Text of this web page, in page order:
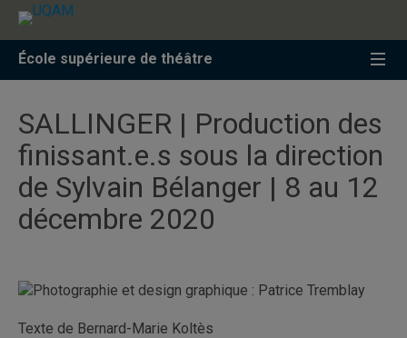
Accéder
recherche
Accéder
menu
pricipal
Accéder
zone
École supérieure de théâtre
SALLINGER | Production des
finissant.e.s sous la direction
de Sylvain Bélanger | 8 au 12
décembre 2020
Texte de Bernard-Marie Koltès